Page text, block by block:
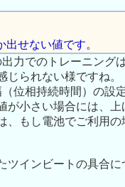
出せない値です。
力でのトレーニング
られない様ですね。
位相持続時間）の設
が小さい場合には、
、もし電池でご利用
ツインビートの具合